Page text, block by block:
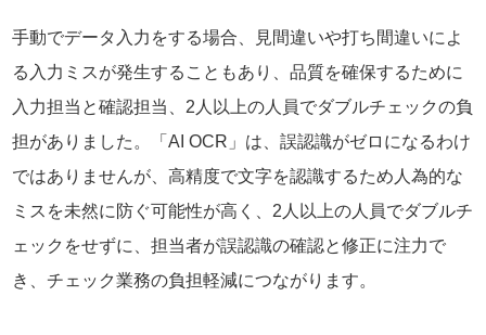
手動でデータ入力をする場合、見間違いや打ち間違いによ
る入力ミスが発生することもあり、品質を確保するために
入力担当と確認担当、2人以上の人員でダブルチェックの負
担がありました。「AI OCR」は、誤認識がゼロになるわけ
ではありませんが、高精度で文字を認識するため人為的な
ミスを未然に防ぐ可能性が高く、2人以上の人員でダブルチ
ェックをせずに、担当者が誤認識の確認と修正に注力で
き、チェック業務の負担軽減につながります。